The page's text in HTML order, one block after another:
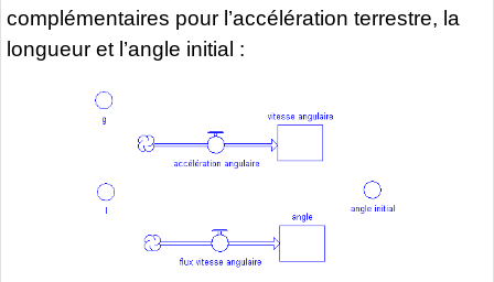
complémentaires pour l’accélération terrestre, la
longueur et l’angle initial :